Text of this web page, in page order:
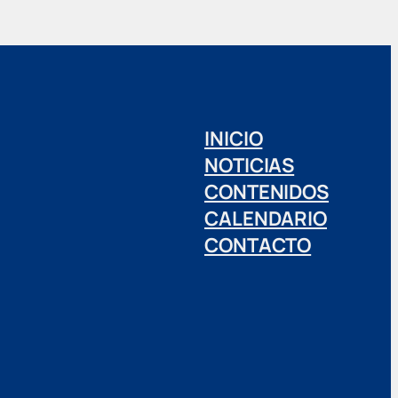
INICIO
NOTICIAS
CONTENIDOS
CALENDARIO
CONTACTO